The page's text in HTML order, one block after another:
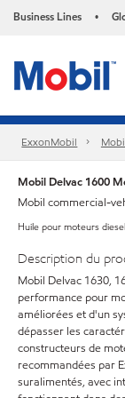
Business Lines •
ExxonMobil
Mobil Delvac 1600
Mobil commercial-
Huile pour moteurs
Description du
Mobil Delvac 1630,
performance pour
améliorées et d'un
dépasser les
constructeurs de
recommandées par
suralimentés, avec